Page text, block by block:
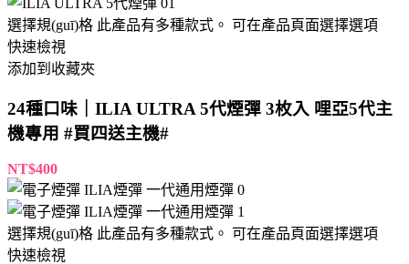
選擇規(guī)格 此產品有多種款式。 可在產品頁面選擇選項
快速檢視
添加到收藏夾
24種口味｜ILIA ULTRA 5代煙彈 3枚入 哩亞5代主
機專用 #買四送主機#
NT$400
選擇規(guī)格 此產品有多種款式。 可在產品頁面選擇選項
快速檢視